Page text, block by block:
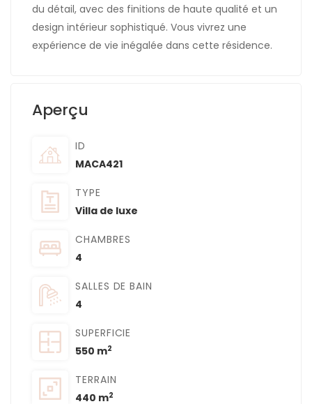
du détail, avec des finitions de haute qualité et un
design intérieur sophistiqué. Vous vivrez une
expérience de vie inégalée dans cette résidence.
Aperçu
ID
MACA421
TYPE
Villa de luxe
CHAMBRES
4
SALLES DE BAIN
4
SUPERFICIE
550 m2
TERRAIN
440 m2